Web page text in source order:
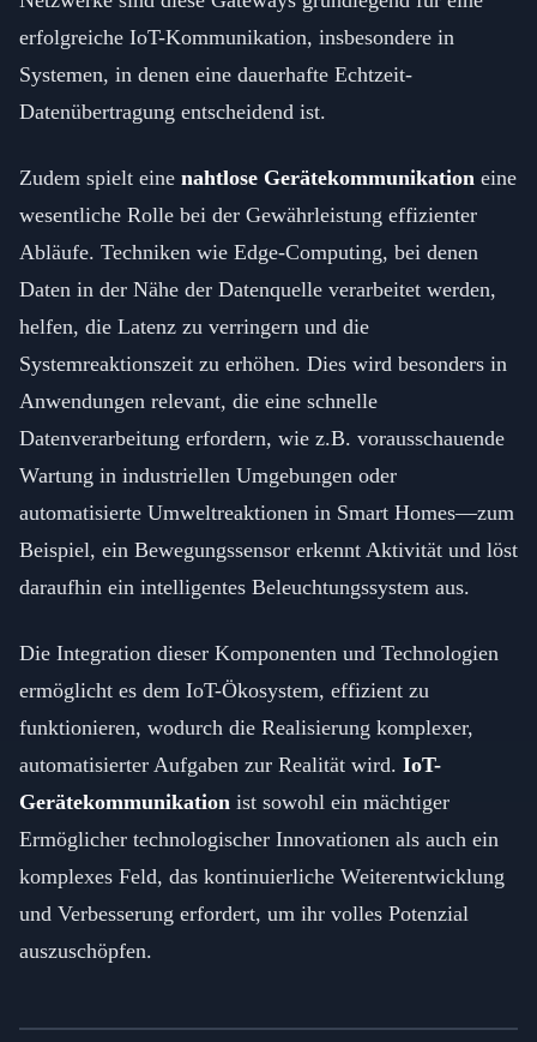
erfolgreiche IoT-Kommunikation, insbesondere in
Systemen, in denen eine dauerhafte Echtzeit-
Datenübertragung entscheidend ist.
Zudem spielt eine nahtlose Gerätekommunikation eine
wesentliche Rolle bei der Gewährleistung effizienter
Abläufe. Techniken wie Edge-Computing, bei denen
Daten in der Nähe der Datenquelle verarbeitet werden,
helfen, die Latenz zu verringern und die
Systemreaktionszeit zu erhöhen. Dies wird besonders in
Anwendungen relevant, die eine schnelle
Datenverarbeitung erfordern, wie z.B. vorausschauende
Wartung in industriellen Umgebungen oder
automatisierte Umweltreaktionen in Smart Homes—zum
Beispiel, ein Bewegungssensor erkennt Aktivität und löst
daraufhin ein intelligentes Beleuchtungssystem aus.
Die Integration dieser Komponenten und Technologien
ermöglicht es dem IoT-Ökosystem, effizient zu
funktionieren, wodurch die Realisierung komplexer,
automatisierter Aufgaben zur Realität wird. IoT-
Gerätekommunikation ist sowohl ein mächtiger
Ermöglicher technologischer Innovationen als auch ein
komplexes Feld, das kontinuierliche Weiterentwicklung
und Verbesserung erfordert, um ihr volles Potenzial
auszuschöpfen.